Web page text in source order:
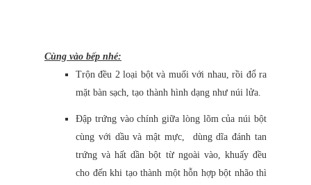
Cùng vào bếp nhé:
Trộn đều 2 loại bột và muối với nhau, rồi đổ ra
mặt bàn sạch, tạo thành hình dạng như núi lửa.
Đập trứng vào chính giữa lòng lõm của núi bột
cùng với dầu và mật mực, dùng dĩa đánh tan
trứng và hất dần bột từ ngoài vào, khuấy đều
cho đến khi tạo thành một hỗn hợp bột nhão thì